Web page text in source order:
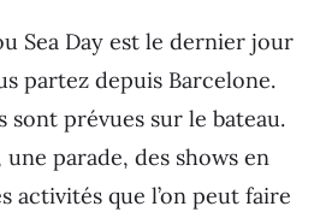
Sea Day est le dernier jour
partez depuis Barcelone.
sont prévues sur le bateau.
parade, des shows en
activités que l’on peut faire